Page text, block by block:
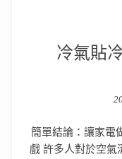
冷氣貼
簡單結論：讓家電
戲 許多人對於空氣